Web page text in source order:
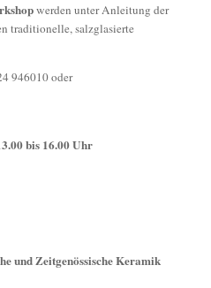
werden unter Anleitung der
traditionelle, salzglasierte
946010 oder
bis 16.00 Uhr
und Zeitgenössische Keramik